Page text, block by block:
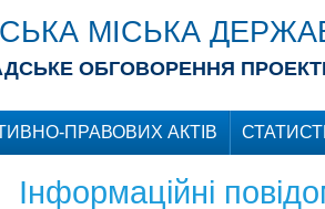
МІСЬКА
ОБГОВОРЕННЯ
ПРАВОВИХ АКТІВ
Інформаційні